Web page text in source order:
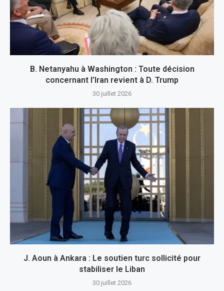
B. Netanyahu à Washington : Toute décision
concernant l’Iran revient à D. Trump
30 juillet 2026
J. Aoun à Ankara : Le soutien turc sollicité pour
stabiliser le Liban
30 juillet 2026